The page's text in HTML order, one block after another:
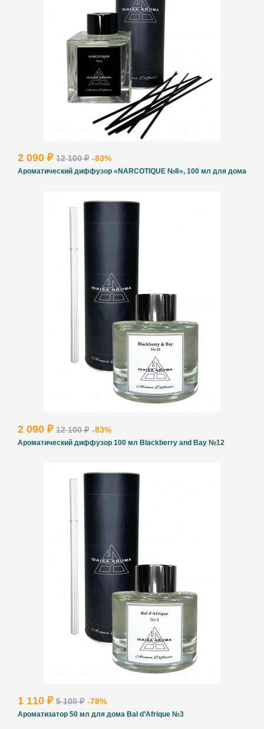
ВВЕДИТЕ И НАЖМИТЕ ENTER
2 090 ₽ 12 100 ₽ -83%
Ароматический диффузор «NARCOTIQUE №8», 100 мл для дома
2 090 ₽ 12 100 ₽ -83%
Ароматический диффузор 100 мл Blackberry and Bay №12
1 110 ₽ 5 100 ₽ -78%
Ароматизатор 50 мл для дома Bal d’Afrique №3